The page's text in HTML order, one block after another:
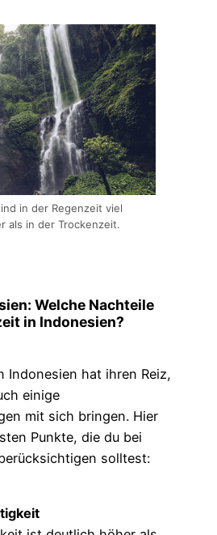
in der Regenzeit viel
als in der Trockenzeit.
Welche Nachteile
in Indonesien?
Indonesien hat ihren Reiz,
einige
mit sich bringen. Hier
Punkte, die du bei
solltest: